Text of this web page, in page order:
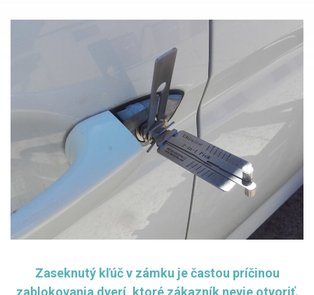
Zaseknutý kľúč v zámku je častou príčinou
zablokovania dverí, ktoré zákazník nevie otvoriť.